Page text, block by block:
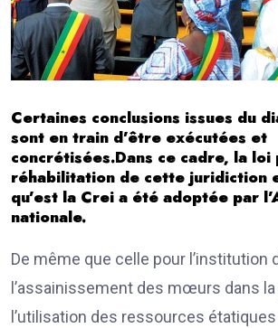
Certaines conclusions issues du
sont en train d’être exécutées et
concrétisées.Dans ce cadre, la loi
réhabilitation de cette juridiction
qu’est la Crei a été adoptée par
nationale.
De même que celle pour l’institution
l’assainissement des mœurs dans
l’utilisation des ressources